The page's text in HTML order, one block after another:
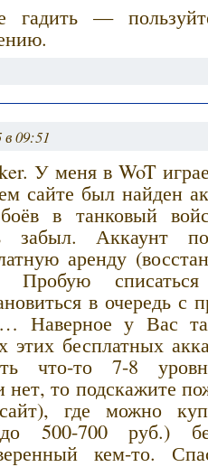
гадить —
в 09:51
У меня в WoT
сайте был найден
в танковый
забыл. Аккаунт
аренду
Пробую
в очередь с
… Наверное у Вас
этих бесплатных
что-то 7-8
нет, то подскажите
где можно
500-700 руб.)
кем-то.